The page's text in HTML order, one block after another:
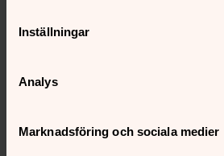
Inställningar
Analys
Marknadsföring och sociala medier